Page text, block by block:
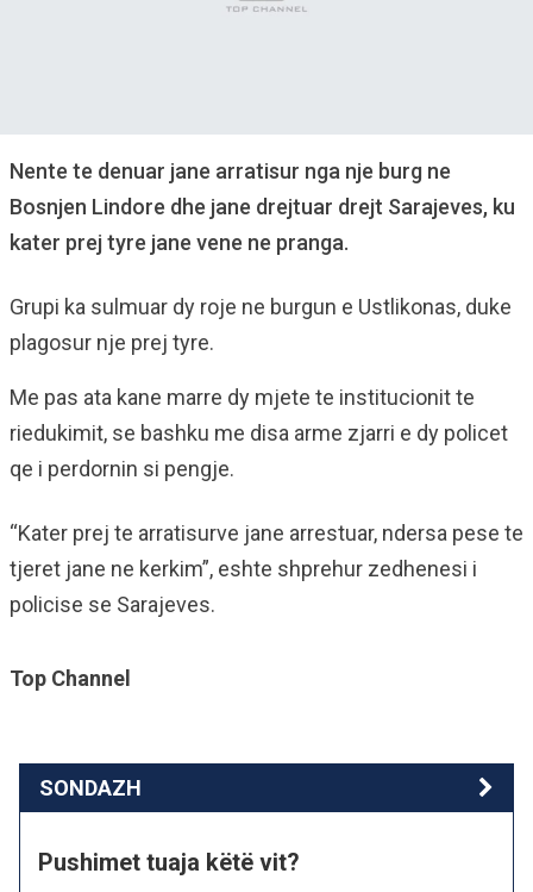
Nente te denuar jane arratisur nga nje burg ne
Bosnjen Lindore dhe jane drejtuar drejt Sarajeves, ku
kater prej tyre jane vene ne pranga.
Grupi ka sulmuar dy roje ne burgun e Ustlikonas, duke
plagosur nje prej tyre.
Me pas ata kane marre dy mjete te institucionit te
riedukimit, se bashku me disa arme zjarri e dy policet
qe i perdornin si pengje.
“Kater prej te arratisurve jane arrestuar, ndersa pese te
tjeret jane ne kerkim”, eshte shprehur zedhenesi i
policise se Sarajeves.
Top Channel
SONDAZH
Pushimet tuaja këtë vit?